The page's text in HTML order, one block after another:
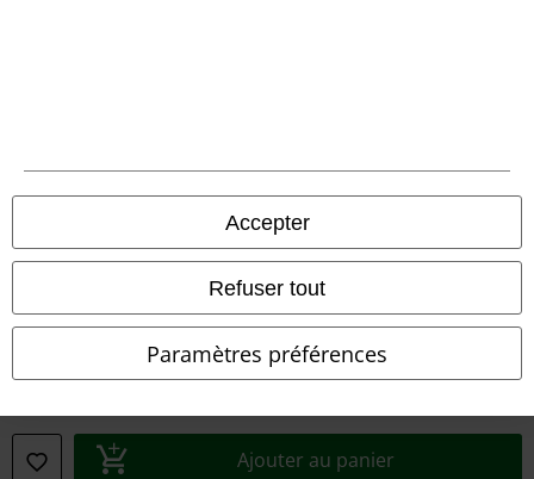
Accepter
Refuser tout
Paramètres préférences
Ajouter au panier
Tous nos prix sont T.T.C. Cependant, ils ne comprennent pasles frais
denvoi.
© 1986-2026 Large Popmerchandising BV
Boutiques en ligne EMP
EMP France